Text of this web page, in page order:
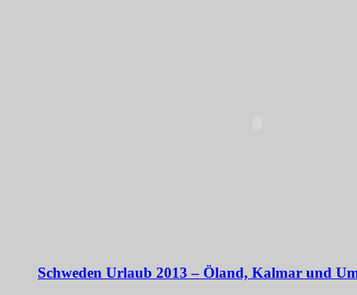
Schweden Urlaub 2013 – Öland, Kalmar und